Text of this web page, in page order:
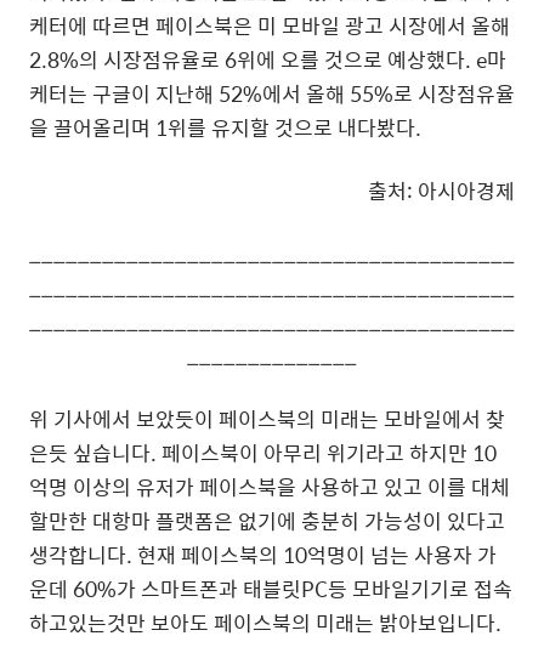
케터에 따르면 페이스북은 미 모바일 광고 시장에서 올해
2.8%의 시장점유율로 6위에 오를 것으로 예상했다. e마
케터는 구글이 지난해 52%에서 올해 55%로 시장점유율
을 끌어올리며 1위를 유지할 것으로 내다봤다.
출처: 아시아경제
________________________________________
________________________________________
________________________________________
______________
위 기사에서 보았듯이 페이스북의 미래는 모바일에서 찾
은듯 싶습니다. 페이스북이 아무리 위기라고 하지만 10
억명 이상의 유저가 페이스북을 사용하고 있고 이를 대체
할만한 대항마 플랫폼은 없기에 충분히 가능성이 있다고
생각합니다. 현재 페이스북의 10억명이 넘는 사용자 가
운데 60%가 스마트폰과 태블릿PC등 모바일기기로 접속
하고있는것만 보아도 페이스북의 미래는 밝아보입니다.